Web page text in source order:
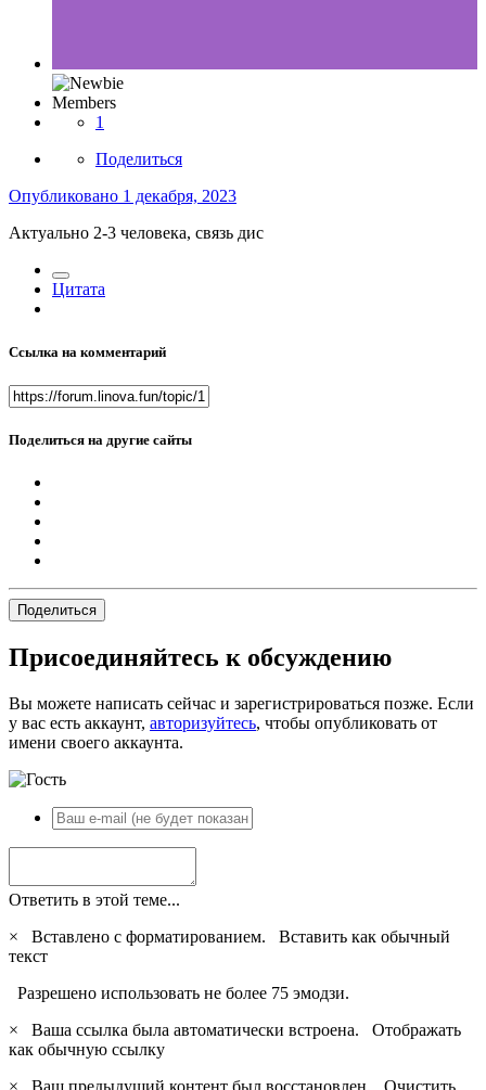
Members
1
Поделиться
Опубликовано 1 декабря, 2023
Актуально 2-3 человека, связь дис
Цитата
Ссылка на комментарий
Поделиться на другие сайты
Поделиться
Присоединяйтесь к обсуждению
Вы можете написать сейчас и зарегистрироваться позже. Если
у вас есть аккаунт, авторизуйтесь, чтобы опубликовать от
имени своего аккаунта.
Ответить в этой теме...
×
Вставлено с форматированием. Вставить как обычный
текст
Разрешено использовать не более 75 эмодзи.
×
Ваша ссылка была автоматически встроена. Отображать
как обычную ссылку
×
Ваш предыдущий контент был восстановлен. Очистить